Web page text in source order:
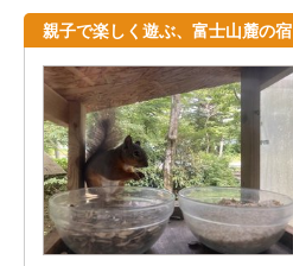
親子で楽しく遊ぶ、富士山麓の宿